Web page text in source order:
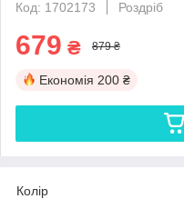
Код: 1702173
Роздріб
679 ₴ 879 ₴
Економія 200 ₴
Колір